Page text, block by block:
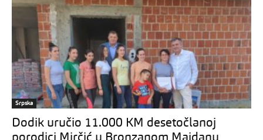
Srpska
Dodik uručio 11.000 KM desetočlanoj